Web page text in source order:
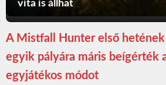
vita is állhat
A Mistfall Hunter első hetének
egyik pályára máris beígérték
egyjátékos módot